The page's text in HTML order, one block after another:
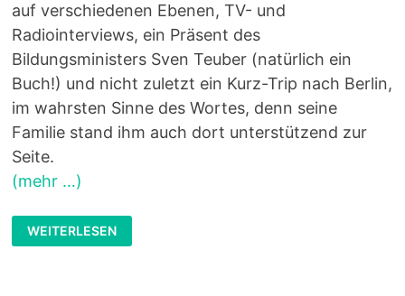
auf verschiedenen Ebenen, TV- und
Radiointerviews, ein Präsent des
Bildungsministers Sven Teuber (natürlich ein
Buch!) und nicht zuletzt ein Kurz-Trip nach Berlin,
im wahrsten Sinne des Wortes, denn seine
Familie stand ihm auch dort unterstützend zur
Seite.
(mehr …)
BRUNO
IM
BUNDESFINALE
WEITERLESEN